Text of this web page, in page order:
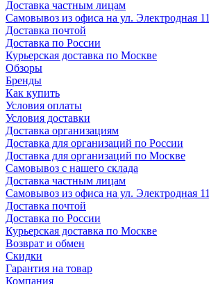
Доставка частным лицам
Самовывоз из офиса на ул. Электродная 11
Доставка почтой
Доставка по России
Курьерская доставка по Москве
Обзоры
Бренды
Как купить
Условия оплаты
Условия доставки
Доставка организациям
Доставка для организаций по России
Доставка для организаций по Москве
Самовывоз с нашего склада
Доставка частным лицам
Самовывоз из офиса на ул. Электродная 11
Доставка почтой
Доставка по России
Курьерская доставка по Москве
Возврат и обмен
Скидки
Гарантия на товар
Компания